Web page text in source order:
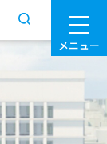
メニュー